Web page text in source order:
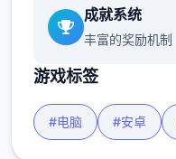
成就系统
丰富的奖励机制
游戏标签
#电脑 #安卓